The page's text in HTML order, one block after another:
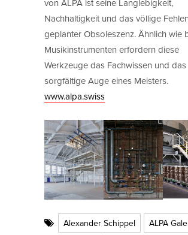
von ALPA ist seine Langlebigkeit,
Nachhaltigkeit und das völlige
geplanter Obsoleszenz. Ähnlich wie
Musikinstrumenten erfordern diese
Werkzeuge das Fachwissen und das
sorgfältige Auge eines Meisters.
www.alpa.swiss
Alexander Schippel
ALPA